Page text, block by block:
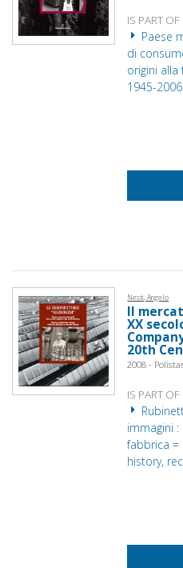
IS PART OF
Paese
di
origini
1945-2006
Nesti, Angelo
Il
XX
20th
2008 -
IS PART OF
immagini
fabbrica =
history,